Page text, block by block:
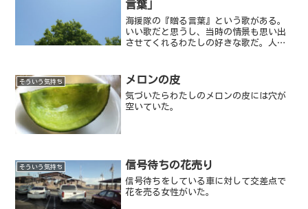
言葉」
海援隊の『贈る言葉』という歌がある。
いい歌だと思うし、当時の情景も思い出
させてくれるわたしの好きな歌だ。人は
そういう気持ち メロンの皮
気づいたらわたしのメロンの皮には穴が
空いていた。
そういう気持ち 信号待ちの花売り
信号待ちをしている車に対して交差点で
花を売る女性がいた。